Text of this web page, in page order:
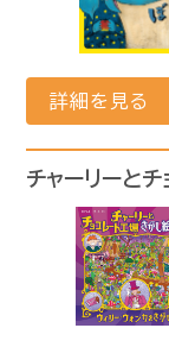
詳細を見る
チャーリーと